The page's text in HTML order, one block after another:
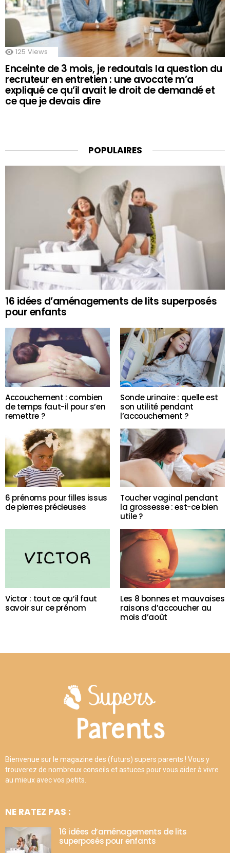
125 Views
Enceinte de 3 mois, je redoutais la question du
recruteur en entretien : une avocate m’a
expliqué ce qu’il avait le droit de demandé et
ce que je devais dire
POPULAIRES
16 idées d’aménagements de lits superposés
pour enfants
Accouchement : combien
de temps faut-il pour s’en
remettre ?
Sonde urinaire : quelle est
son utilité pendant
l’accouchement ?
6 prénoms pour filles issus
de pierres précieuses
Toucher vaginal pendant
la grossesse : est-ce bien
utile ?
Victor : tout ce qu’il faut
savoir sur ce prénom
Les 8 bonnes et mauvaises
raisons d’accoucher au
mois d’août
Bienvenue sur le magazine des (futurs) supers parents ! Vous y
trouverez de nombreux conseils et astuces pour vous aider à vivre
au mieux avec vos petits.
NE RATEZ PAS :
16 idées d’aménagements de lits
superposés pour enfants